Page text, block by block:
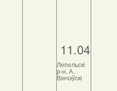
11.04
Лепельскі
р-н, А.
Вінчэўскі